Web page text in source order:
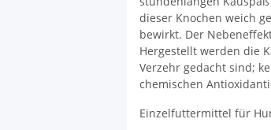
dieser Knochen weich
bewirkt. Der
Hergestellt werden die
Verzehr gedacht sind;
chemischen
Einzelfuttermittel für